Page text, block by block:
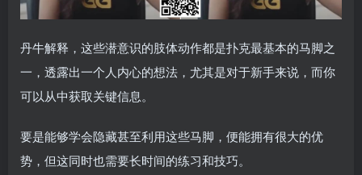
丹牛解释，这些潜意识的肢体动作都是扑克最基本的马脚之
一，透露出一个人内心的想法，尤其是对于新手来说，而你
可以从中获取关键信息。
要是能够学会隐藏甚至利用这些马脚，便能拥有很大的优
势，但这同时也需要长时间的练习和技巧。